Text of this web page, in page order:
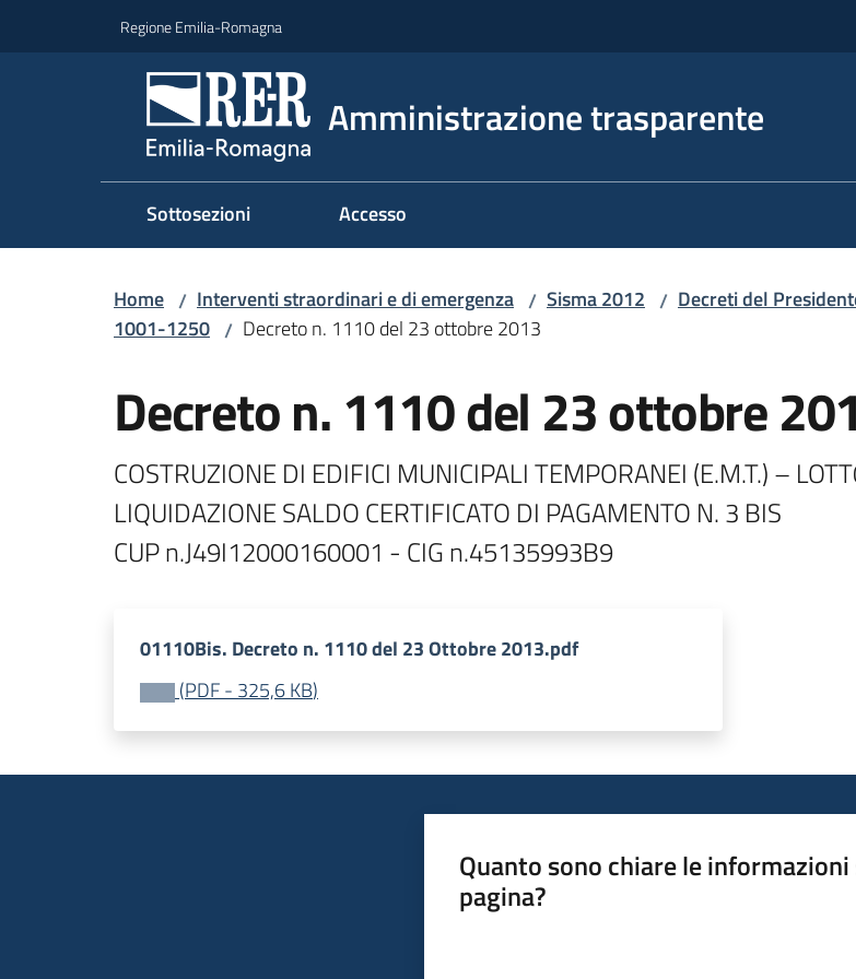
Regione Emilia-Romagna
Amministrazione trasparente
Sottosezioni Accesso
Home / Interventi straordinari e di emergenza / Sisma 2012 / Decreti del
1001-1250 / Decreto n. 1110 del 23 ottobre 2013
Decreto n. 1110 del 23 ottobre
COSTRUZIONE DI EDIFICI MUNICIPALI TEMPORANEI (E.M.T.) –
LIQUIDAZIONE SALDO CERTIFICATO DI PAGAMENTO N. 3 BIS
01110Bis. Decreto n. 1110 del 23 Ottobre 2013.pdf
(PDF- 325,6 KB)
Quanto sono chiare le
pagina?